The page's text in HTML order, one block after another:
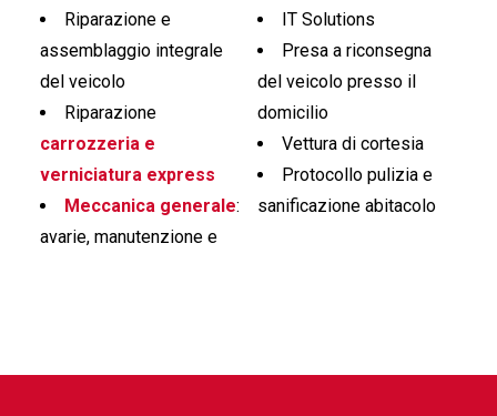
Riparazione e
assemblaggio integrale
del veicolo
Riparazione
carrozzeria e
verniciatura express
Meccanica generale:
avarie, manutenzione e
IT Solutions
Presa a riconsegna
del veicolo presso il
domicilio
Vettura di cortesia
Protocollo pulizia e
sanificazione abitacolo